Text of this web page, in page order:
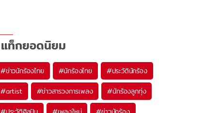
แท็กยอดนิยม
#ข่าวนักร้องไทย #นักร้องไทย #ประวัตินักร้อง
#artist #ข่าวสารวงการเพลง #นักร้องลูกทุ่ง